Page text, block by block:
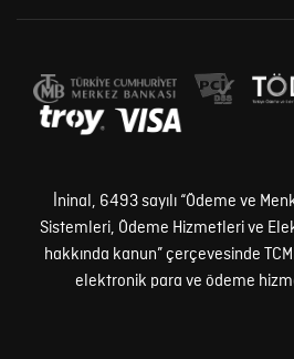
İninal, 6493 sayılı “Ödeme ve
Sistemleri, Ödeme Hizmetleri ve
hakkında kanun” çerçevesinde
elektronik para ve ödeme